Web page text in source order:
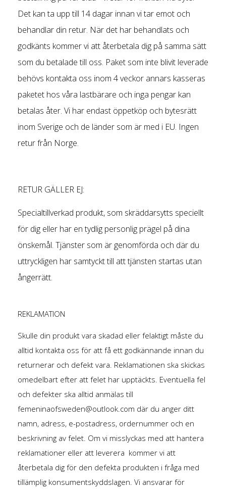
Det kan ta upp till 14 dagar innan vi tar emot och
behandlar din retur. När det har behandlats och
godkänts kommer vi att återbetala dig på samma sätt
som du betalade till oss. Paket som inte blivit leverade
behövs kontakta oss inom 4 veckor annars kasseras
paketet hos våra lastbärare och inga pengar kan
betalas åter. Vi har endast öppetköp och bytesrätt
inom Sverige och de länder som är med i EU. Ingen
retur från Norge.
RETUR GÄLLER EJ:
Specialtillverkad produkt, som skräddarsytts speciellt
för dig eller har en tydlig personlig prägel på dina
önskemål. Tjänster som är genomförda och där du
uttryckligen har samtyckt till att tjänsten startas utan
ångerrätt.
REKLAMATION
Skulle din produkt vara skadad eller felaktigt måste du
alltid kontakta oss för att få ett godkännande innan du
returnerar och defekt vara. Reklamationen ska skickas
omedelbart efter att felet har upptäckts. Eventuella fel
och defekter ska alltid anmälas till
femeninaofsweden@outlook.com där du anger ditt
namn, adress, e-postadress, ordernummer och en
beskrivning av felet. Om vi ​​misslyckas med att hantera
reklamationer eller att leverera kommer vi att
återbetala dig för den defekta produkten i fråga med
tillämplig konsumentskyddslagen. Vi ansvarar för